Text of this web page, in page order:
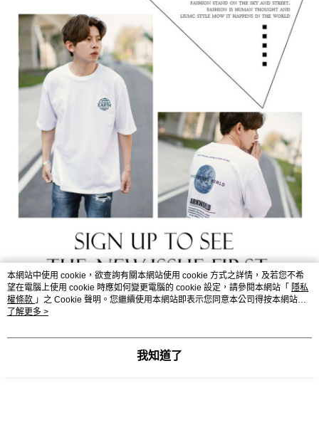
本網站中使用 cookie，欲查詢有關本網站使用 cookie 方式之詳情，及若您不希
望在電腦上使用 cookie 時應如何變更電腦的 cookie 設定，請參閱本網站「 隱私
權條款 」之 Cookie 聲明。您繼續使用本網站即表示您同意本公司得按本網站使
用條款之 Cookie 聲明使用 cookie。
了解更多 >
我知道了